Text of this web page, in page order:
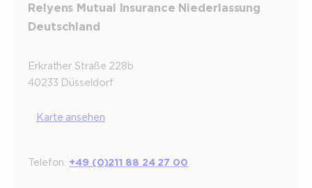
Relyens Mutual Insurance Niederlassung
Deutschland
Erkrather Straße 228b
40233 Düsseldorf
Karte ansehen
Telefon. +49 (0)211 88 24 27 00